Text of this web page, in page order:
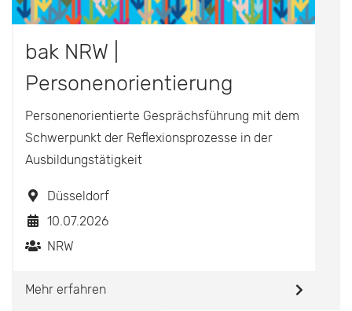
bak NRW |
Personenorientierung
Personenorientierte Gesprächsführung mit dem
Schwerpunkt der Reflexionsprozesse in der
Ausbildungstätigkeit
Düsseldorf
10.07.2026
NRW
Mehr erfahren